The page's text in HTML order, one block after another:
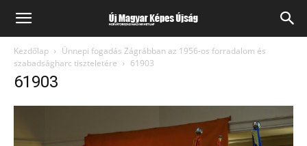
Kezdőlap
Ünnepi fogadás Zágrábban az 1956-os forradalom és
szabadságharc tiszteletére
61903
61903